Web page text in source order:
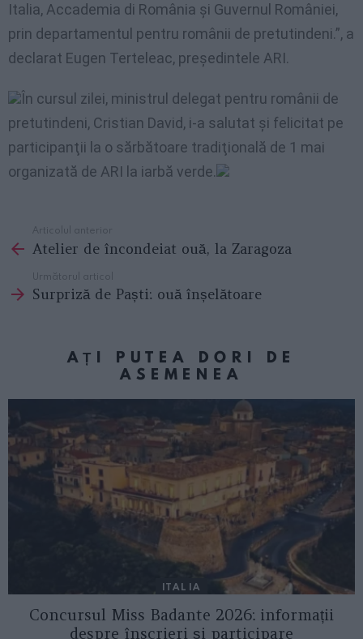
Italia, Accademia di România şi Guvernul României,
prin departamentul pentru românii de pretutindeni.”, a
declarat Eugen Terteleac, preşedintele ARI.
În cursul zilei, ministrul delegat pentru românii de
pretutindeni, Cristian David, i-a salutat şi felicitat pe
participanţii la o sărbătoare tradiţională de 1 mai
organizată de ARI la iarbă verde.
more
Articolul anterior
Atelier de încondeiat ouă, la Zaragoza
Următorul articol
Surpriză de Paști: ouă înșelătoare
AȚI PUTEA DORI DE
ASEMENEA
ITALIA
Concursul Miss Badante 2026: informații
despre înscrieri și participare